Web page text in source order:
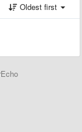
Oldest first